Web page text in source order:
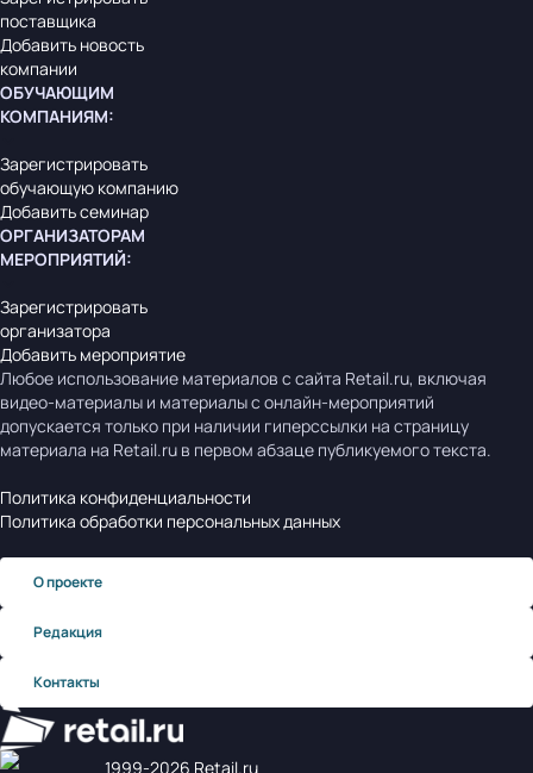
поставщика
Добавить новость
компании
ОБУЧАЮЩИМ
КОМПАНИЯМ:
Зарегистрировать
обучающую компанию
Добавить семинар
ОРГАНИЗАТОРАМ
МЕРОПРИЯТИЙ:
Зарегистрировать
организатора
Добавить мероприятие
Любое использование материалов с сайта Retail.ru, включая
видео-материалы и материалы с онлайн-мероприятий
допускается только при наличии гиперссылки на страницу
материала на Retail.ru в первом абзаце публикуемого текста.
Политика конфиденциальности
Политика обработки персональных данных
О проекте
Редакция
Контакты
1999‑2026 Retail.ru